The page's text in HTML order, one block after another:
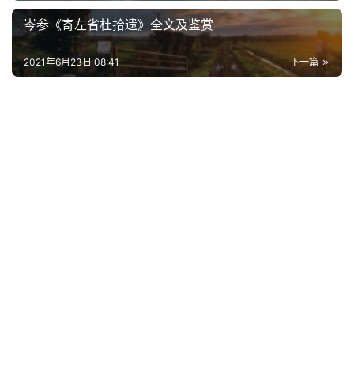
电
影
台
词
岑参《寄左省杜拾遗》全文及鉴赏
下一篇
2021年6月23日 08:41